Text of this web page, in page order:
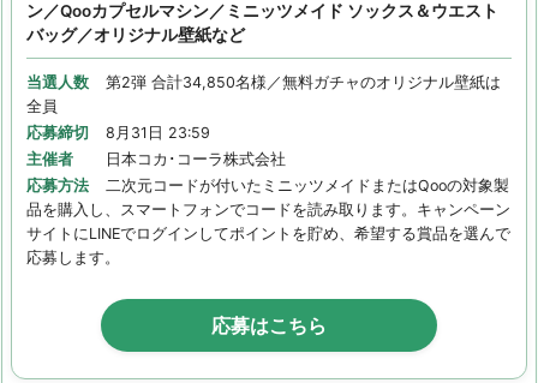
ン／Qooカプセルマシン／ミニッツメイド ソックス＆ウエスト
バッグ／オリジナル壁紙など
当選人数
第2弾 合計34,850名様／無料ガチャのオリジナル壁紙は
全員
応募締切
8月31日 23:59
主催者
日本コカ･コーラ株式会社
応募方法
二次元コードが付いたミニッツメイドまたはQooの対象製
品を購入し、スマートフォンでコードを読み取ります。キャンペーン
サイトにLINEでログインしてポイントを貯め、希望する賞品を選んで
応募します。
応募はこちら